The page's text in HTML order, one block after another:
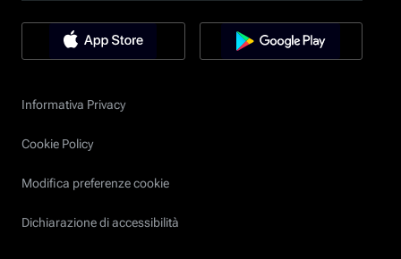
Informativa Privacy
Cookie Policy
Modifica preferenze cookie
Dichiarazione di accessibilità